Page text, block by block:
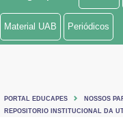
Ministério de Minas e Energia
Ministério do Turismo
Material UAB Periódicos
PORTAL EDUCAPES
NOSSOS
REPOSITORIO INSTITUCIONAL DA